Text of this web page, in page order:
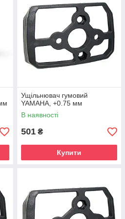
Ущільнювач гумовий
YAMAHA, +0.75 мм
В наявності
501 ₴
Купити